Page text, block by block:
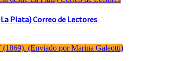
La Plata) Correo de Lectores